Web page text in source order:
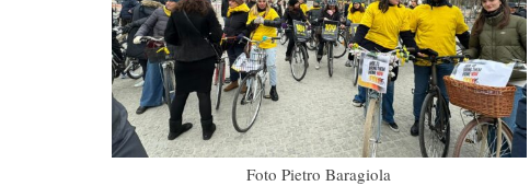
Foto Pietro Baragiola